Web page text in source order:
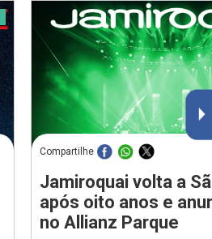
Compartilhe
Jamiroquai volta a
após oito anos e
no Allianz Parque